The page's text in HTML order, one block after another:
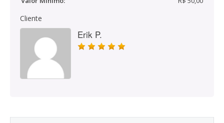
Cliente
Erik P.